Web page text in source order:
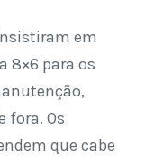
em
8×6 para os
fora. Os
que cabe